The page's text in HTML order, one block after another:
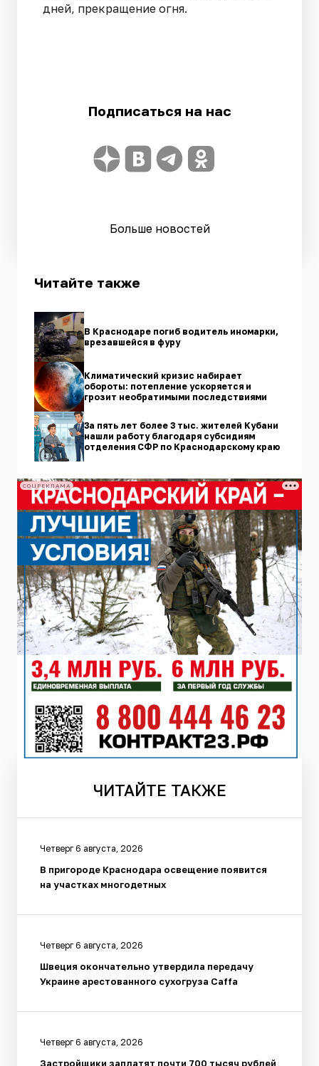
дней, прекращение огня.
Подписаться на нас
Больше новостей
Читайте также
В Краснодаре погиб водитель иномарки,
врезавшейся в фуру
Климатический кризис набирает
обороты: потепление ускоряется и
грозит необратимыми последствиями
За пять лет более 3 тыс. жителей Кубани
нашли работу благодаря субсидиям
отделения СФР по Краснодарскому краю
СОЦРЕКЛАМА
ЧИТАЙТЕ ТАКЖЕ
Четверг 6 августа, 2026
В пригороде Краснодара освещение появится
на участках многодетных
Четверг 6 августа, 2026
Швеция окончательно утвердила передачу
Украине арестованного сухогруза Caffа
Четверг 6 августа, 2026
Застройщики заплатят почти 700 тысяч рублей